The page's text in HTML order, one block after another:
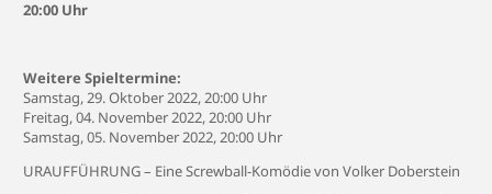
20:00 Uhr
Weitere Spieltermine:
Samstag, 29. Oktober 2022, 20:00 Uhr
Freitag, 04. November 2022, 20:00 Uhr
Samstag, 05. November 2022, 20:00 Uhr
URAUFFÜHRUNG – Eine Screwball-Komödie von Volker Doberstein